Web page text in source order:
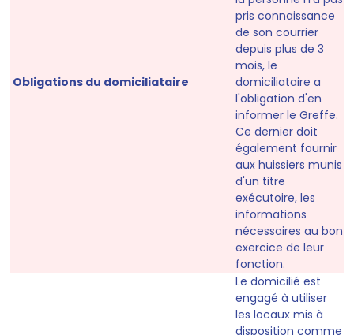
Obligations du domiciliataire
pris connaissance
de son courrier
depuis plus de 3
mois, le
domiciliataire a
l'obligation d'en
informer le Greffe.
Ce dernier doit
également fournir
aux huissiers munis
d'un titre
exécutoire, les
informations
nécessaires au bon
exercice de leur
fonction.
Le domicilié est
engagé à utiliser
les locaux mis à
disposition comme